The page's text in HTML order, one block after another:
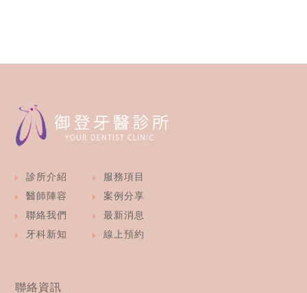
診所介紹
服務項目
醫師陣容
案例分享
聯絡我們
最新消息
牙科新知
線上預約
聯絡資訊